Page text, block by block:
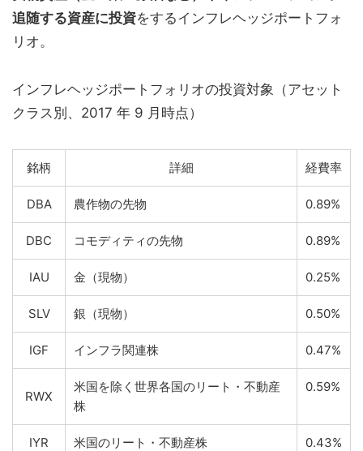
追随する資産に投資をするインフレヘッジポートフォ
リオ。
インフレヘッジポートフォリオの投資対象（アセット
クラス別、2017 年 9 ⽉時点）
銘柄 詳細 経費率
DBA 農作物の先物 0.89%
DBC コモディティの先物 0.89%
IAU 金（現物） 0.25%
SLV 銀（現物） 0.50%
IGF インフラ関連株 0.47%
RWX
米国を除く世界各国のリート・不動産
株
0.59%
IYR 米国のリート・不動産株 0.43%